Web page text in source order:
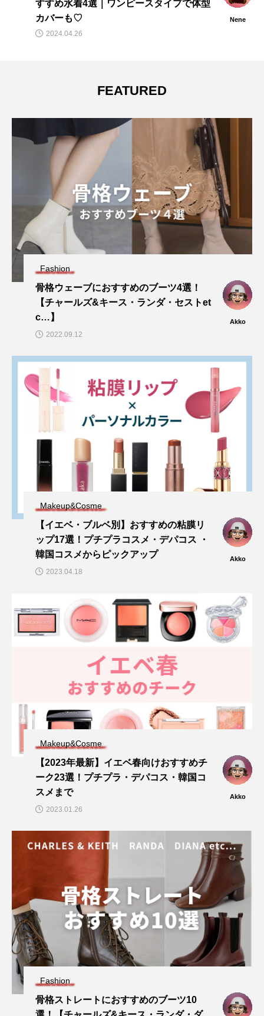
から新作コレクション登場
akane
2022.06.24
FEATURED
Fashion
骨格ウェーブにおすすめのブーツ4選！
【チャールズ&キース・ランダ・セストet
c…】
Akko
2022.09.12
Makeup&Cosme
【イエベ・ブルベ別】おすすめの粘膜リ
ップ17選！プチプラコスメ・デパコス ・
韓国コスメからピックアップ
Akko
2023.04.18
Makeup&Cosme
【2023年最新】イエベ春向けおすすめチ
ーク23選！プチプラ・デパコス・韓国コ
スメまで
Akko
2023.01.26
Fashion
骨格ストレートにおすすめのブーツ10